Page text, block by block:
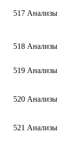
517 Анализы
518 Анализы
519 Анализы
520 Анализы
521 Анализы